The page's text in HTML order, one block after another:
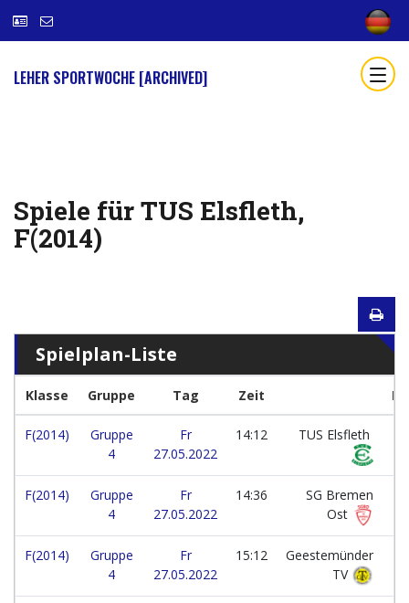
LEHER SPORTWOCHE [ARCHIVED]
Spiele für TUS Elsfleth,
F(2014)
Spielplan-Liste
Klasse Gruppe Tag Zeit
F(2014)
Gruppe
4
Fr
27.05.2022
14:12 TUS Elsfleth
F(2014)
Gruppe
4
Fr
27.05.2022
14:36
SG Bremen
Ost
F(2014)
Gruppe
4
Fr
27.05.2022
15:12
Geestemünder
TV